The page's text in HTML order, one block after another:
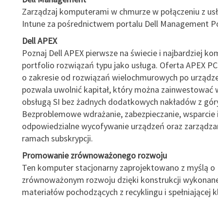
Zarządzaj komputerami w chmurze w połączeniu z
Intune za pośrednictwem portalu Dell Management
Dell APEX
Poznaj Dell APEX pierwsze na świecie i najbardziej
portfolio rozwiązań typu jako usługa. Oferta APEX
o zakresie od rozwiązań wielochmurowych po
pozwala uwolnić kapitał, który można zainwestować
obsługą SI bez żadnych dodatkowych nakładów z
Bezproblemowe wdrażanie, zabezpieczanie, wsparcie
odpowiedzialne wycofywanie urządzeń oraz
ramach subskrypcji.
Promowanie zrównoważonego rozwoju
Ten komputer stacjonarny zaprojektowano z myślą o
zrównoważonym rozwoju dzięki konstrukcji
materiałów pochodzących z recyklingu i spełniającej